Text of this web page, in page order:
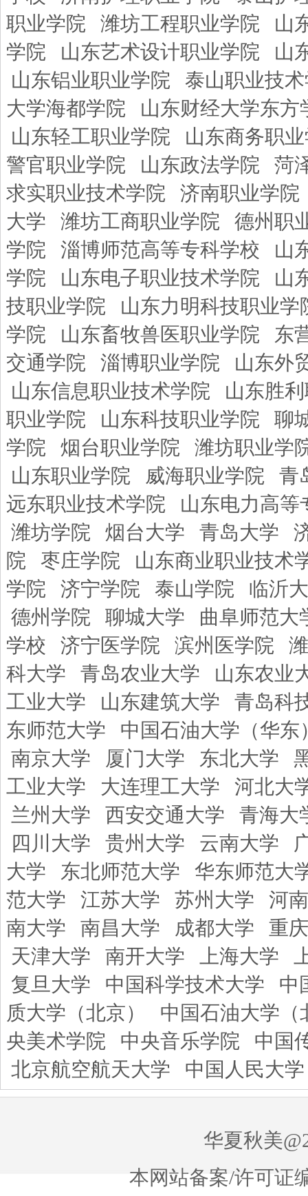
职业学院
潍坊工程职业学院
山
学院
山东艺术设计职业学院
山
山东铝业职业学院
泰山职业技
大学海都学院
山东财经大学东方
山东轻工职业学院
山东商务职
警官职业学院
山东政法学院
菏
求实职业技术学院
济南职业学院
大学
潍坊工商职业学院
德州职
学院
淄博师范高等专科学校
山
学院
山东电子职业技术学院
山
技职业学院
山东力明科技职业学
学院
山东畜牧兽医职业学院
东
交通学院
淄博职业学院
山东外
山东信息职业技术学院
山东胜
职业学院
山东科技职业学院
聊
学院
烟台职业学院
潍坊职业学
山东职业学院
威海职业学院
青
远东职业技术学院
山东电力高等
潍坊学院
烟台大学 青岛大学
院
枣庄学院
山东商业职业技术
学院
济宁学院 泰山学院
临沂
德州学院
聊城大学
曲阜师范大
学校
济宁医学院 滨州医学院
科大学
青岛农业大学
山东农业
工业大学
山东建筑大学
青岛科
东师范大学
中国石油大学（华东
南京大学
厦门大学 东北大学
工业大学
大连理工大学
河北大
兰州大学
西安交通大学
青海大
四川大学
贵州大学 云南大学
大学
东北师范大学
华东师范大
范大学
江苏大学 苏州大学
河
南大学
南昌大学 成都大学
重
天津大学
南开大学 上海大学
复旦大学
中国科学技术大学
中
质大学（北京）
中国石油大学（
央美术学院
中央音乐学院
中国
北京航空航天大学
中国人民大学
华夏秋美
本网站备案/许可证